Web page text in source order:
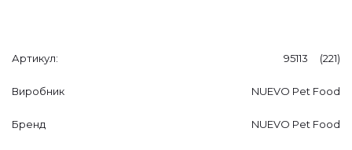
Артикул: 95113 (221)
Виробник NUEVO Pet Food
Бренд NUEVO Pet Food